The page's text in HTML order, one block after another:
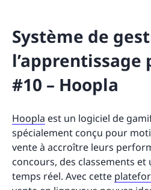
Système de
l’apprentissage
#10 – Hoopla
Hoopla est un logiciel de
spécialement conçu pour
vente à accroître leurs
concours, des classements et
temps réel. Avec cette